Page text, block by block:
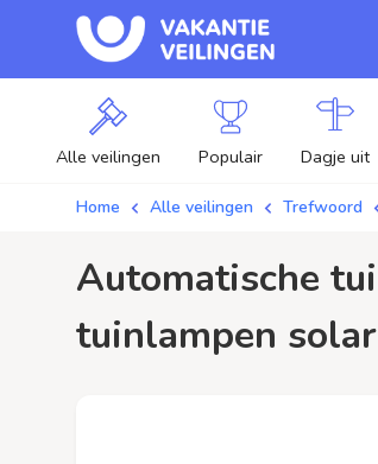
Alle veilingen Populair Dagje uit
Home Alle veilingen Trefwoord
automatische tuinlampen solar / aanbiedingen - Plaats je bod op automatische
tuinlampen